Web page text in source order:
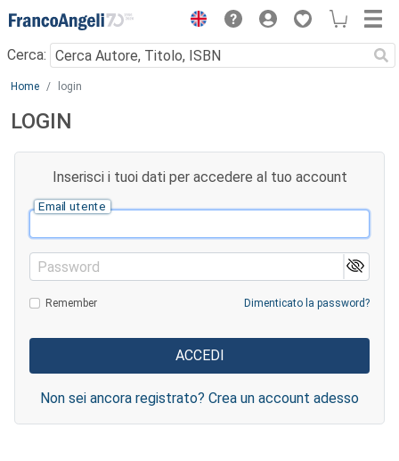
Menu
Cerca:
Main content
Home login
LOGIN
Inserisci i tuoi dati per accedere al tuo account
Email utente
Password
Remember Dimenticato la password?
Non sei ancora registrato? Crea un account adesso